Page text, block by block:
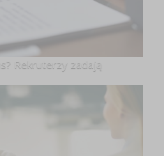
Rekruterzy zadają